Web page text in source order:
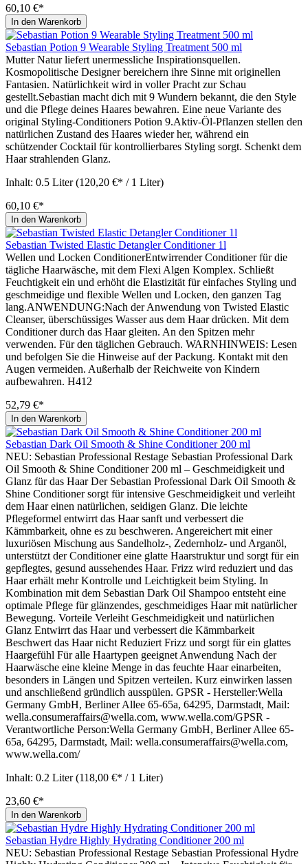
60,10 €*
In den Warenkorb
Sebastian Potion 9 Wearable Styling Treatment 500 ml
Mutter Natur liefert unermessliche Inspirationsquellen.
Kosmopolitische Designer bereichern ihre Sinne mit originellen
Fantasien. Natürlichkeit wird in voller Pracht zur Schau
gestellt.Sebastian macht dich mit 9 Wundern bekannt, die den Style
und die Pflege deines Haares bewahren. Eine neue Variante des
original Styling-Conditioners Potion 9.Aktiv-Öl-Pflanzen stellen den
natürlichen Zustand des Haares wieder her, während ein
schützender Cocktail für kontrollierbares Styling sorgt. Schenkt dem
Haar strahlenden Glanz.
Inhalt: 0.5 Liter(120,20 €* / 1 Liter)
60,10 €*
In den Warenkorb
Sebastian Twisted Elastic Detangler Conditioner 1l
Wellen und Locken ConditionerEntwirrender Conditioner für die
tägliche Haarwäsche, mit dem Flexi Algen Komplex. Schließt
Feuchtigkeit ein und erhöht die Elastizität für einfaches Styling und
geschmeidige und flexible Wellen und Locken, den ganzen Tag
lang.ANWENDUNG:Nach der Anwendung von Twisted Elastic
Cleanser, überschüssiges Wasser aus dem Haar drücken. Mit dem
Conditioner durch das Haar gleiten. An den Spitzen mehr
verwenden. Für den täglichen Gebrauch. WARNHINWEIS: Lesen
und befolgen Sie die Hinweise auf der Packung. Kontakt mit den
Augen vermeiden. Außerhalb der Reichweite von Kindern
aufbewahren. H412
52,79 €*
In den Warenkorb
Sebastian Dark Oil Smooth & Shine Conditioner 200 ml
NEU: Sebastian Professional Restage Sebastian Professional Dark
Oil Smooth & Shine Conditioner 200 ml – Geschmeidigkeit und
Glanz für das Haar Der Sebastian Professional Dark Oil Smooth &
Shine Conditioner sorgt für intensive Geschmeidigkeit und verleiht
dem Haar einen natürlichen, seidigen Glanz. Die leichte
Pflegeformel entwirrt das Haar sanft und verbessert die
Kämmbarkeit, ohne es zu beschweren. Angereichert mit einer
luxuriösen Mischung aus Sandelholz-, Zedernholz- und Arganöl,
unterstützt der Conditioner eine glatte Haarstruktur und sorgt für ein
gepflegtes, gesund aussehendes Haar. Frizz wird reduziert und das
Haar erhält mehr Kontrolle und Leichtigkeit beim Styling. In
Kombination mit dem Sebastian Dark Oil Shampoo entsteht eine
optimale Pflege für glänzendes, geschmeidiges Haar mit natürlicher
Bewegung. Vorteile Verleiht Geschmeidigkeit und natürlichen
Glanz Entwirrt das Haar und verbessert die Kämmbarkeit
Beschwert das Haar nicht Reduziert Frizz und sorgt für ein glattes
Haargefühl Für alle Haartypen geeignet Anwendung Nach der
Haarwäsche eine kleine Menge in das feuchte Haar einarbeiten,
besonders in Längen und Spitzen verteilen. Kurz einwirken lassen
und anschließend gründlich ausspülen. GPSR - Hersteller:Wella
Germany GmbH, Berliner Allee 65-65a, 64295, Darmstadt, Mail:
wella.consumeraffairs@wella.com, www.wella.com/GPSR -
Verantwortliche Person:Wella Germany GmbH, Berliner Allee 65-
65a, 64295, Darmstadt, Mail: wella.consumeraffairs@wella.com,
www.wella.com/
Inhalt: 0.2 Liter(118,00 €* / 1 Liter)
23,60 €*
In den Warenkorb
Sebastian Hydre Highly Hydrating Conditioner 200 ml
NEU: Sebastian Professional Restage Sebastian Professional Hydre